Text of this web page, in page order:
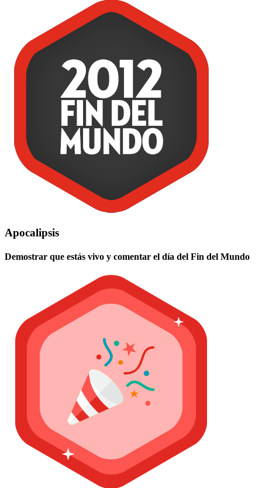
Apocalipsis
Demostrar que estás vivo y comentar el día del Fin del Mundo